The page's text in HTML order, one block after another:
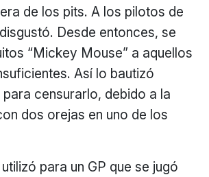
de los pits. A los pilotos de
Desde entonces, se
“Mickey Mouse” a aquellos
Así lo bautizó
para censurarlo, debido a la
dos orejas en uno de los
para un GP que se jugó